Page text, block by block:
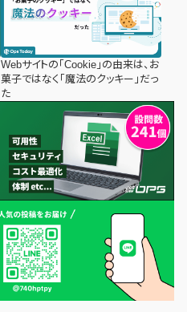
Webサイトの「Cookie」の由来は、お
菓子ではなく「魔法のクッキー」だっ
た